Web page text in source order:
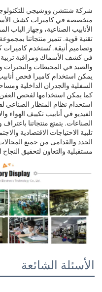
مستقبلية والتعاون لتحقيق
الأسئلة الشائعة